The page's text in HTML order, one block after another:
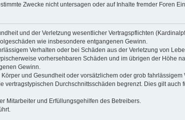
Zwecke nicht untersagen oder auf Inhalte fremder Foren
und der Verletzung wesentlicher Vertragspflichten
wie insbesondere entgangenen Gewinn.
Verhalten oder bei Schäden aus der Verletzung von
vorhersehbaren Schäden und im übrigen der Höhe
Gewinn.
und Gesundheit oder vorsätzlichem oder grob
Durchschnittsschäden begrenzt. Dies gilt
Mitarbeiter und Erfüllungsgehilfen des Betreibers.